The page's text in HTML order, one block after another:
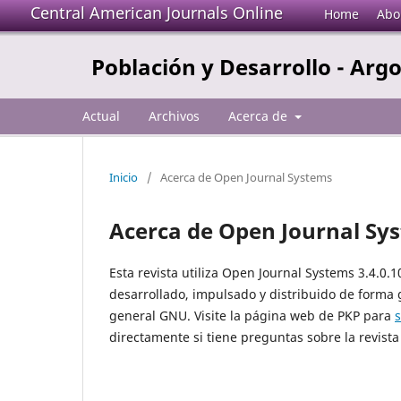
Central American Journals Online Home
Población y Desarrollo -
Actual Archivos Acerca de
Inicio / Acerca de Open Journal Systems
Acerca de Open Journal
Esta revista utiliza Open Journal Systems
desarrollado, impulsado y distribuido de
general GNU. Visite la página web de PKP para
directamente si tiene preguntas sobre la